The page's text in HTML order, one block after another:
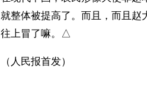
就整体被提高了。而且，而且赵
往上冒了嘛。△
（人民报首发）